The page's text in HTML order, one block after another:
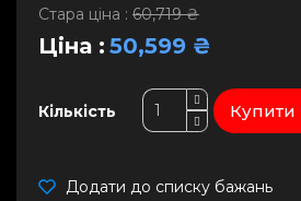
Стара ціна : 60,719 ₴
Ціна : 50,599 ₴
Кількість Купити
Додати до списку бажань